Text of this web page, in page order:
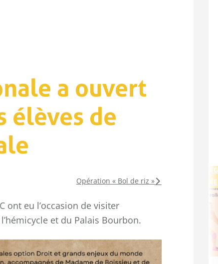
a ouvert
élèves de
Opération « Bol de riz »
ont eu l’occasion de visiter
et du Palais Bourbon.
LYCÉE
LYCÉE